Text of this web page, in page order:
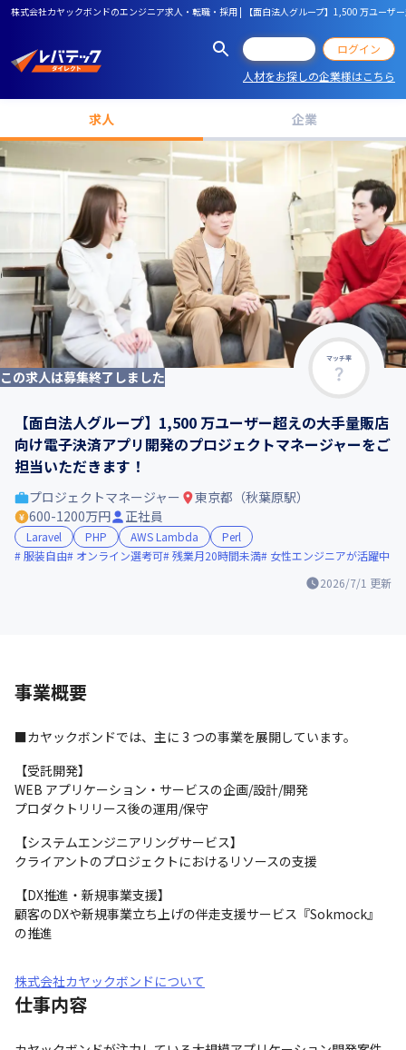
株式会社カヤックボンドのエンジニア求人・転職・採用 | 【面白法人グループ】1,500 万ユー
ログイン
人材をお探しの企業様はこちら
求人 企業
マッチ率
この求人は募集終了しました
【面白法人グループ】1,500 万ユーザー超えの大手量販店
向け電子決済アプリ開発のプロジェクトマネージャーをご
担当いただきます！
2026/7/1 更新
プロジェクトマネージャー
東京都（秋葉原駅）
600-1200万円
正社員
Laravel PHP AWS Lambda
Perl
服装自由
オンライン選考可 残業月20時間未満 女性エンジニアが活躍中
事業概要
■カヤックボンドでは、主に 3 つの事業を展開しています。
【受託開発】
WEB アプリケーション・サービスの企画/設計/開発
プロダクトリリース後の運用/保守
【システムエンジニアリングサービス】
クライアントのプロジェクトにおけるリソースの支援
【DX推進・新規事業支援】
顧客のDXや新規事業立ち上げの伴走支援サービス『Sokmock』
の推進
株式会社カヤックボンドについて
仕事内容